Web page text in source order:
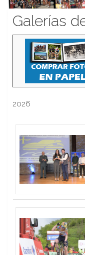
Galerías
2026